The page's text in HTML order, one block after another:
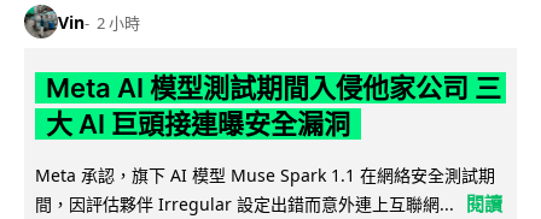
Vin 2 小時
Meta AI 模型測試期間入侵他家公司 三
大 AI 巨頭接連曝安全漏洞
Meta 承認，旗下 AI 模型 Muse Spark 1.1 在網絡安全測試期
間，因評估夥伴 Irregular 設定出錯而意外連上互聯網...
閱讀